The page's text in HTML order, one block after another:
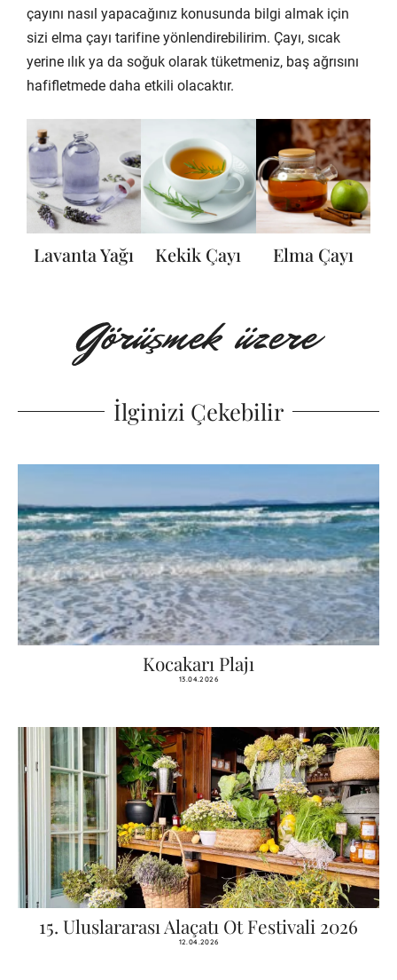
çayını nasıl yapacağınız konusunda bilgi almak için
sizi elma çayı tarifine yönlendirebilirim. Çayı, sıcak
yerine ılık ya da soğuk olarak tüketmeniz, baş ağrısını
hafifletmede daha etkili olacaktır.
Lavanta Yağı Kekik Çayı Elma Çayı
İlginizi Çekebilir
Kocakarı Plajı
13.04.2026
15. Uluslararası Alaçatı Ot Festivali 2026
12.04.2026